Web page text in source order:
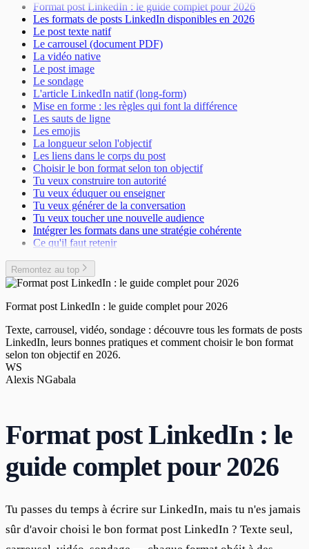
Format post LinkedIn : le guide complet pour 2026
Les formats de posts LinkedIn disponibles en 2026
Le post texte natif
Le carrousel (document PDF)
La vidéo native
Le post image
Le sondage
L'article LinkedIn natif (long-form)
Mise en forme : les règles qui font la différence
Les sauts de ligne
Les emojis
La longueur selon l'objectif
Les liens dans le corps du post
Choisir le bon format selon ton objectif
Tu veux construire ton autorité
Tu veux éduquer ou enseigner
Tu veux générer de la conversation
Tu veux toucher une nouvelle audience
Intégrer les formats dans une stratégie cohérente
Ce qu'il faut retenir
Remontez au top
Format post LinkedIn : le guide complet pour 2026
Texte, carrousel, vidéo, sondage : découvre tous les formats de posts
LinkedIn, leurs bonnes pratiques et comment choisir le bon format
selon ton objectif en 2026.
WS
Alexis NGabala
Format post LinkedIn : le
guide complet pour 2026
Tu passes du temps à écrire sur LinkedIn, mais tu n'es jamais
sûr d'avoir choisi le bon format post LinkedIn ? Texte seul,